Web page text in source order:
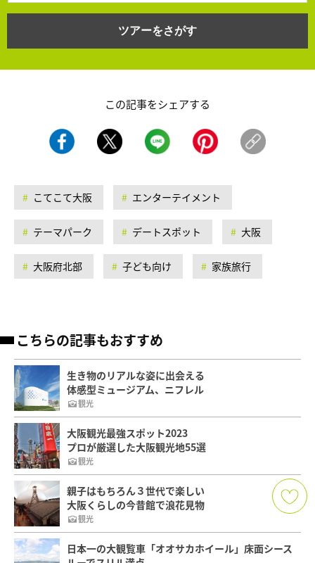
ツアーをさがす
この記事をシェアする
こてこて大阪 エンターテイメント
テーマパーク デートスポット 大阪
大阪府北部 子ども向け 家族旅行
こちらの記事もおすすめ
生き物のリアルな姿に出会える
体感型ミュージアム、ニフレル
観光
大阪観光最強スポット2023
プロが厳選した大阪観光地55選
観光
親子はもちろん３世代で楽しい
大阪くらしの今昔館で浪花見物
観光
日本一の大観覧車「オオサカホイール」床面シース